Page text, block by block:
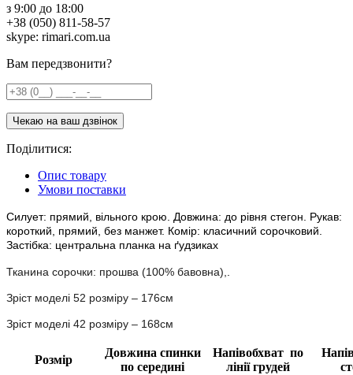
з 9:00 до 18:00
+38 (050) 811-58-57
skype: rimari.com.ua
Вам передзвонити?
Поділитися:
Опис товару
Умови поставки
Силует: прямий, вільного крою. Довжина: до рівня стегон. Рукав:
короткий, прямий, без манжет. Комір: класичний сорочковий.
Застібка: центральна планка на ґудзиках
Тканина сорочки: прошва (100% бавовна)
Зріст моделі 52 розміру – 176см
Зріст моделі 42 розміру – 168см
Розмір
Довжина спинки
по середині
Напівобхват по
лінії грудей